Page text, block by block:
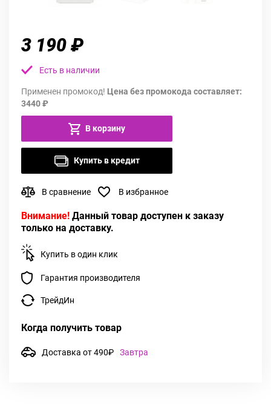
3 190 ₽
Есть в наличии
Применен промокод! Цена без промокода составляет:
3440 ₽
В корзину
Купить в кредит
В сравнение В избранное
Внимание! Данный товар доступен к заказу
только на доставку.
Купить в один клик
Гарантия производителя
ТрейдИн
Когда получить товар
Доставка от 490₽ Завтра